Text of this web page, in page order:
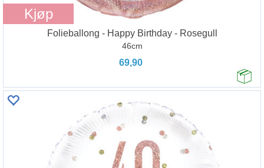
Kjøp
Folieballong - Happy Birthday - Rosegull
46cm
69,90